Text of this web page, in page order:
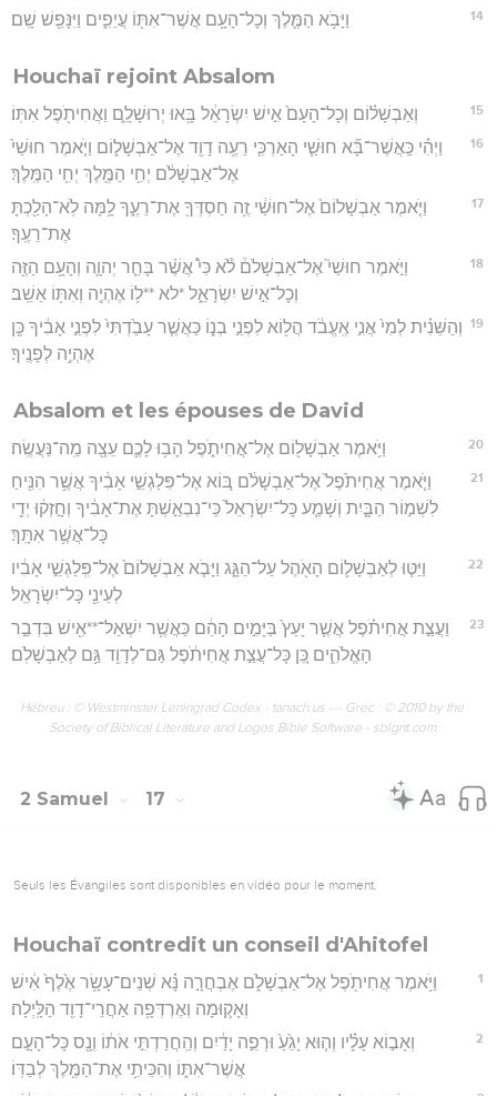
14 וַיָּבֹ֥א הַמֶּ֛לֶךְ וְכָל־הָעָ֥ם אֲשֶׁר־אִתּ֖וֹ עֲיֵפִ֑ים וַיִּנָּפֵ֖שׁ שָֽׁם׃
Houchaï rejoint Absalom
15 וְאַבְשָׁל֗וֹם וְכָל־הָעָם֙ אִ֣ישׁ יִשְׂרָאֵ֔ל בָּ֖אוּ יְרוּשָׁלִָ֑ם וַאֲחִיתֹ֖פֶל אִתּֽוֹ׃
16
וַיְהִ֗י כַּֽאֲשֶׁר־בָּ֞א חוּשַׁ֧י הָאַרְכִּ֛י רֵעֶ֥ה דָוִ֖ד אֶל־אַבְשָׁל֑וֹם וַיֹּ֤אמֶר חוּשַׁי֙
אֶל־אַבְשָׁלֹ֔ם יְחִ֥י הַמֶּ֖לֶךְ יְחִ֥י הַמֶּֽלֶךְ׃
17
וַיֹּ֤אמֶר אַבְשָׁלוֹם֙ אֶל־חוּשַׁ֔י זֶ֥ה חַסְדְּךָ֖ אֶת־רֵעֶ֑ךָ לָ֥מָּה לֹֽא־הָלַ֖כְתָּ
אֶת־רֵעֶֽךָ׃
18
וַיֹּ֣אמֶר חוּשַׁי֮ אֶל־אַבְשָׁלֹם֒ לֹ֕א כִּי֩ אֲשֶׁ֨ר בָּחַ֧ר יְהוָ֛ה וְהָעָ֥ם הַזֶּ֖ה
וְכָל־אִ֣ישׁ יִשְׂרָאֵ֑ל *לא **ל֥וֹ אֶהְיֶ֖ה וְאִתּ֥וֹ אֵשֵֽׁב׃
19
וְהַשֵּׁנִ֗ית לְמִי֙ אֲנִ֣י אֶֽעֱבֹ֔ד הֲל֖וֹא לִפְנֵ֣י בְנ֑וֹ כַּאֲשֶׁ֤ר עָבַ֙דְתִּי֙ לִפְנֵ֣י אָבִ֔יךָ כֵּ֖ן
אֶהְיֶ֥ה לְפָנֶֽיךָ׃
Absalom et les épouses de David
20 וַיֹּ֥אמֶר אַבְשָׁל֖וֹם אֶל־אֲחִיתֹ֑פֶל הָב֥וּ לָכֶ֛ם עֵצָ֖ה מַֽה־נַּעֲשֶֽׂה׃
21
וַיֹּ֤אמֶר אֲחִיתֹ֙פֶל֙ אֶל־אַבְשָׁלֹ֔ם בּ֚וֹא אֶל־פִּלַגְשֵׁ֣י אָבִ֔יךָ אֲשֶׁ֥ר הִנִּ֖יחַ
לִשְׁמ֣וֹר הַבָּ֑יִת וְשָׁמַ֤ע כָּל־יִשְׂרָאֵל֙ כִּֽי־נִבְאַ֣שְׁתָּ אֶת־אָבִ֔יךָ וְחָ֣זְק֔וּ יְדֵ֖י
כָּל־אֲשֶׁ֥ר אִתָּֽךְ׃
22
וַיַּטּ֧וּ לְאַבְשָׁל֛וֹם הָאֹ֖הֶל עַל־הַגָּ֑ג וַיָּבֹ֤א אַבְשָׁלוֹם֙ אֶל־פִּֽלַגְשֵׁ֣י אָבִ֔יו
לְעֵינֵ֖י כָּל־יִשְׂרָאֵֽל׃
23
וַעֲצַ֣ת אֲחִיתֹ֗פֶל אֲשֶׁ֤ר יָעַץ֙ בַּיָּמִ֣ים הָהֵ֔ם כַּאֲשֶׁ֥ר יִשְׁאַל־**אִ֖ישׁ בִּדְבַ֣ר
הָאֱלֹהִ֑ים כֵּ֚ן כָּל־עֲצַ֣ת אֲחִיתֹ֔פֶל גַּם־לְדָוִ֖ד גַּ֥ם לְאַבְשָׁלֹֽם׃
Hébreu : © Westminster Leningrad Codex - tanach.us --- Grec : © 2010 by the
Society of Biblical Literature and Logos Bible Software - sblgnt.com
2 Samuel 17
Seuls les Évangiles sont disponibles en vidéo pour le moment.
Houchaï contredit un conseil d'Ahitofel
1
וַיֹּ֥אמֶר אֲחִיתֹ֖פֶל אֶל־אַבְשָׁלֹ֑ם אֶבְחֲרָ֣ה נָּ֗א שְׁנֵים־עָשָׂ֥ר אֶ֙לֶף֙ אִ֔ישׁ
וְאָק֛וּמָה וְאֶרְדְּפָ֥ה אַחֲרֵי־דָוִ֖ד הַלָּֽיְלָה׃
2
וְאָב֣וֹא עָלָ֗יו וְה֤וּא יָגֵ֙עַ֙ וּרְפֵ֣ה יָדַ֔יִם וְהַֽחֲרַדְתִּ֣י אֹת֔וֹ וְנָ֖ס כָּל־הָעָ֣ם
אֲשֶׁר־אִתּ֑וֹ וְהִכֵּיתִ֥י אֶת־הַמֶּ֖לֶךְ לְבַדּֽוֹ׃